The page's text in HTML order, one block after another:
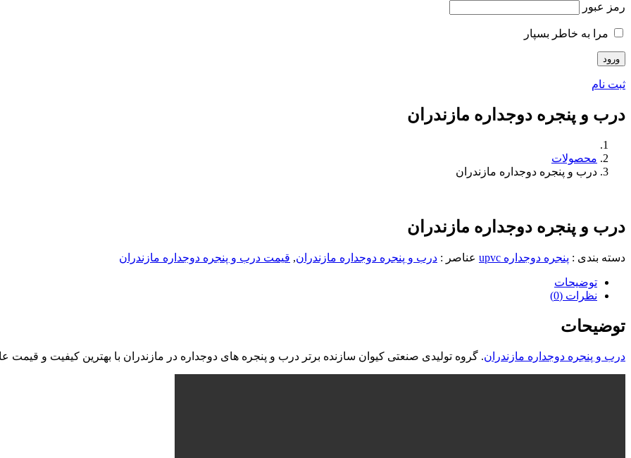
رمز عبور
مرا به خاطر بسپار
ثبت نام
درب و پنجره دوجداره مازندران
محصولات
درب و پنجره دوجداره مازندران
درب و پنجره دوجداره مازندران
دسته بندی : پنجره دوجداره upvc عناصر : درب و پنجره دوجداره مازندران, قیمت درب و پنجره دوجداره مازندران
توضیحات
نظرات (0)
توضیحات
درب و پنجره دوجداره مازندران. گروه تولیدی صنعتی کیوان سازنده برتر درب و پنجره های دوجداره در مازندران با بهترین کیفیت و قیمت